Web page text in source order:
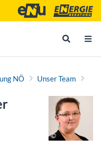
Energie- und
NÖ Unser Team